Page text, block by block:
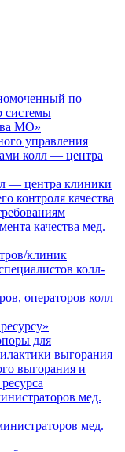
по
системы
МО»
управления
колл — центра
— центра клиники
контроля качества
качества мед.
клиник
колл-
операторов колл
для
выгорания
выгорания и
мед.
мед.